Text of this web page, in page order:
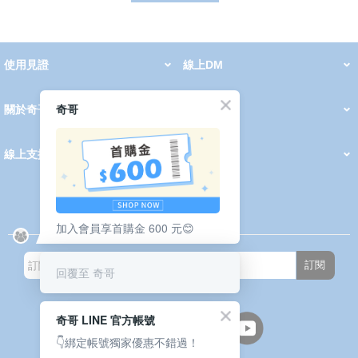
使用見證
哺育用品
清潔護理
服飾推薦
被毯紡品
推車汽座
我要分享
線上DM
2026 PADDINGTON 春夏服飾
2026 Peter Rabbit 春夏服飾
2026 CHIC BASICS春夏服飾
2026 Chic“a”Bon 派對禮服系列
2026 Chic“a”Bon 春夏服飾
媽咪購物指南
關於奇哥
會員中心
會員權益說明
我的帳戶
訂單查詢
紅利點數
修改會員資料
活動報名
線上支援
隱私權聲明
保固卡登錄
訂閱電子報
訂閱
奇哥
加入會員享首購金 600 元😊
回覆至 奇哥
奇哥 LINE 官方帳號
👇綁定帳號獨家優惠不錯過！